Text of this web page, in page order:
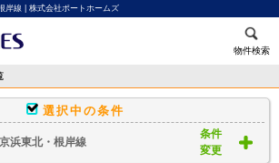
岸線 | 株式会社ポートホームズ
物件検索
選択中の条件
浜東北・根岸線
条件
変更